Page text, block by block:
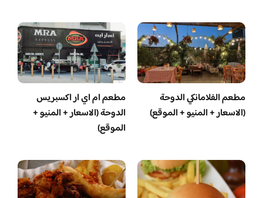
مطعم الفلامانكي الدوحة
(الاسعار + المنيو + الموقع)
مطعم ام اي ار اكسبريس
الدوحة (الاسعار + المنيو +
الموقع)